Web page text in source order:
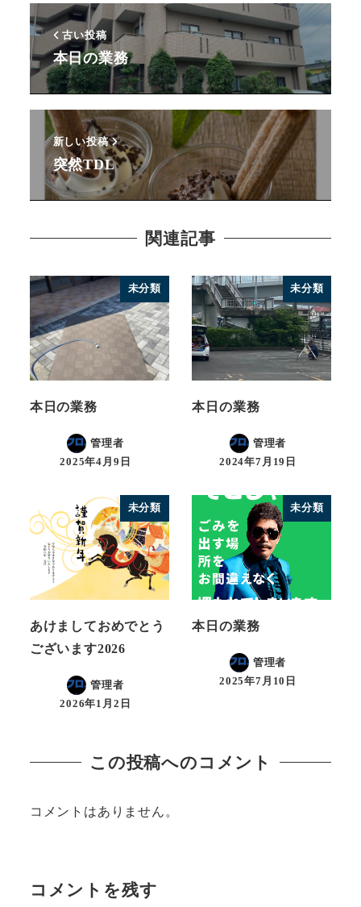
古い投稿
本日の業務
新しい投稿
突然TDL
関連記事
未分類
本日の業務
管理者
2025年4月9日
未分類
本日の業務
管理者
2024年7月19日
未分類
あけましておめでとう
ございます2026
管理者
2026年1月2日
未分類
本日の業務
管理者
2025年7月10日
この投稿へのコメント
コメントはありません。
コメントを残す